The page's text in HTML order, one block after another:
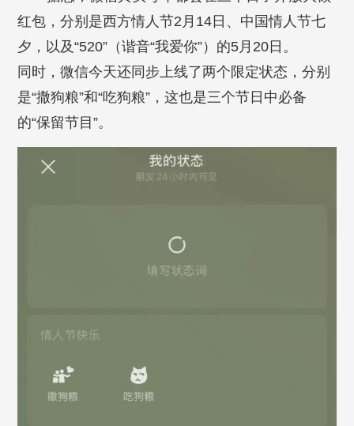
红包，分别是西方情人节2月14日、中国情人节七
夕，以及“520”（谐音“我爱你”）的5月20日。
同时，微信今天还同步上线了两个限定状态，分别
是“撒狗粮”和“吃狗粮”，这也是三个节日中必备
的“保留节目”。